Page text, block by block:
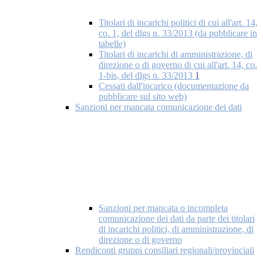
Titolari di incarichi politici di cui all'art. 14,
co. 1, del dlgs n. 33/2013 (da pubblicare in
tabelle)
Titolari di incarichi di amministrazione, di
direzione o di governo di cui all'art. 14, co.
1-bis, del dlgs n. 33/2013 1
Cessati dall'incarico (documentazione da
pubblicare sul sito web)
Sanzioni per mancata comunicazione dei dati
Sanzioni per mancata o incompleta
comunicazione dei dati da parte dei titolari
di incarichi politici, di amministrazione, di
direzione o di governo
Rendiconti gruppi consiliari regionali/provinciali